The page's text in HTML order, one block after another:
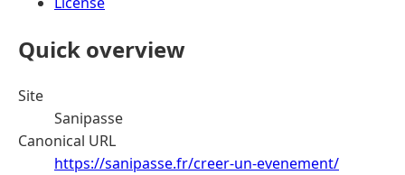
Quick overview
Site
Sanipasse
Canonical URL
https://sanipasse.fr/creer-un-evenement/